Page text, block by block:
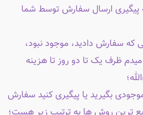
پیگیری ارسال سفارش توسط شما
که سفارش دادید، موجود نبود،
ظرف یک تا دو روز تا هزینه
بگیرید یا پیگیری کنید سفارش